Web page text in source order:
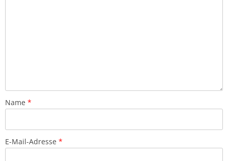
Name *
E-Mail-Adresse *